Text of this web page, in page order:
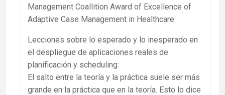
Management Coallition Award of Excellence of
Adaptive Case Management in Healthcare.
Lecciones sobre lo esperado y lo inesperado en
el despliegue de aplicaciones reales de
planificación y scheduling:
El salto entre la teoría y la práctica suele ser más
grande en la práctica que en la teoría. Esto lo dice